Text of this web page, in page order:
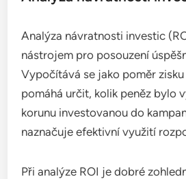
Analýza návratnosti investic
nástrojem pro posouzení
Vypočítává se jako poměr
pomáhá určit, kolik peněz bylo
korunu investovanou do
naznačuje efektivní využití
Při analýze ROI je dobré